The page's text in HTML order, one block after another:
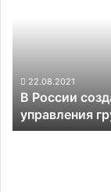
роботов
22.08.2021
В России
управления